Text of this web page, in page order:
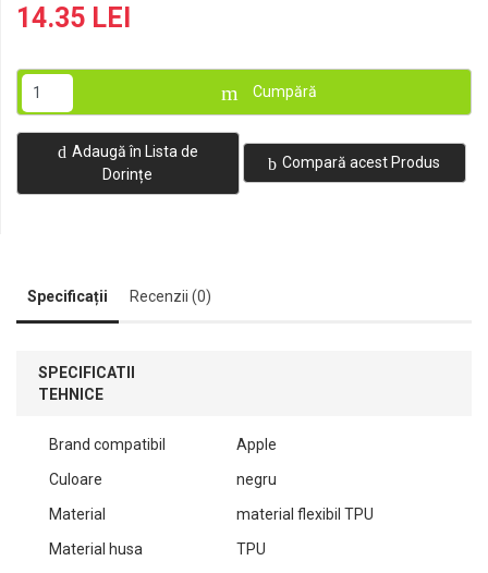
14.35 LEI
Cumpără
Adaugă în Lista de
Dorințe
Compară acest Produs
Specificații Recenzii (0)
SPECIFICATII
TEHNICE
Brand compatibil
Apple
Culoare
negru
Material
material flexibil TPU
Material husa
TPU